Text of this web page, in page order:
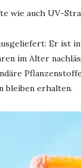
auch UV-
Er ist
im Alter
bleiben erhalten.